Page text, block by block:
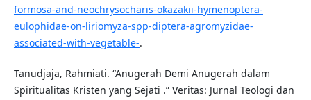
formosa-and-neochrysocharis-okazakii-hymenoptera-
eulophidae-on-liriomyza-spp-diptera-agromyzidae-
associated-with-vegetable-.
Tanudjaja, Rahmiati. “Anugerah Demi Anugerah dalam
Spiritualitas Kristen yang Sejati .” Veritas: Jurnal Teologi dan